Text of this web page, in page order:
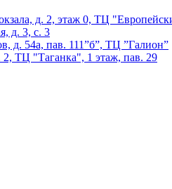
д. 2, этаж 0, ТЦ
д. 3, с. 3
д. 54а, пав. 111”б”, ТЦ ”Галион”
2, ТЦ "Таганка", 1 этаж, пав. 29